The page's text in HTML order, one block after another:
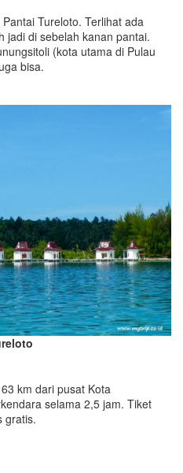
Tureloto. Terlihat ada
jadi di sebelah kanan pantai.
(kota utama di Pulau
bisa.
km dari pusat Kota
selama 2,5 jam. Tiket
gratis.